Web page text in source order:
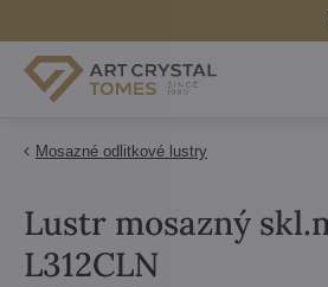
Mosazné odlitkové lustry
Lustr mosazný
L312CLN